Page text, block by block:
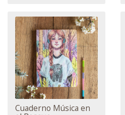
Cuaderno Música en